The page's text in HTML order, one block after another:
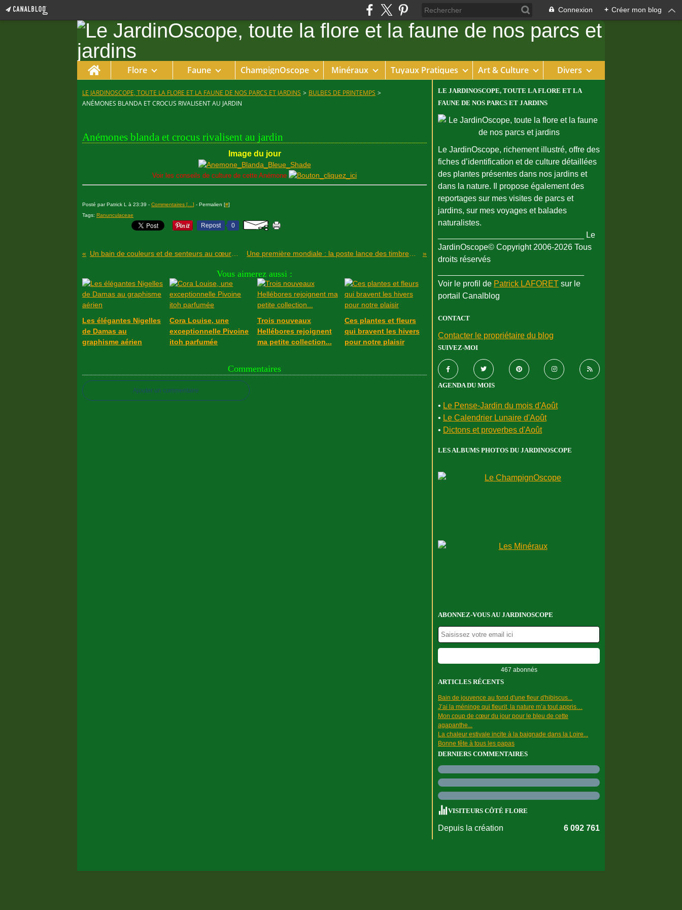
Connexion + Créer mon blog
Home Flore Faune ChampignOscope Minéraux Tuyaux Pratiques Art & Culture Divers
LE JARDINOSCOPE, TOUTE LA FLORE ET LA FAUNE DE NOS PARCS ET JARDINS > BULBES DE PRINTEMPS >
ANÉMONES BLANDA ET CROCUS RIVALISENT AU JARDIN
Anémones blanda et crocus rivalisent au jardin
Image du jour
Voir les conseils de culture de cette Anémone
Posté par Patrick L à 23:39 - Commentaires [ ] - Permalien [#]
Tags: Ranunculaceae
Repost 0
Vous aimerez aussi :
Les élégantes Nigelles
de Damas au
graphisme aérien
Cora Louise, une
exceptionnelle Pivoine
itoh parfumée
Trois nouveaux
Hellébores rejoignent
ma petite collection...
Ces plantes et fleurs
qui bravent les hivers
pour notre plaisir
Commentaires
Ajouter un commentaire
LE JARDINOSCOPE, TOUTE LA FLORE ET LA
FAUNE DE NOS PARCS ET JARDINS
Le JardinOscope, richement illustré, offre des
fiches d’identification et de culture détaillées
des plantes présentes dans nos jardins et
dans la nature. Il propose également des
reportages sur mes visites de parcs et
jardins, sur mes voyages et balades
naturalistes.
________________________________ Le
JardinOscope© Copyright 2006-2026 Tous
droits réservés
Voir le profil de Patrick LAFORET sur le
portail Canalblog
CONTACT
Contacter le propriétaire du blog
SUIVEZ-MOI
AGENDA DU MOIS
• Le Pense-Jardin du mois d'Août
• Le Calendrier Lunaire d'Août
• Dictons et proverbes d'Août
LES ALBUMS PHOTOS DU JARDINOSCOPE
ABONNEZ-VOUS AU JARDINOSCOPE
467 abonnés
ARTICLES RÉCENTS
Bain de jouvence au fond d'une fleur d'hibiscus...
J’ai la méninge qui fleurit, la nature m’a tout appris…
Mon coup de cœur du jour pour le bleu de cette
agapanthe...
La chaleur estivale incite à la baignade dans la Loire...
Bonne fête à tous les papas
DERNIERS COMMENTAIRES
VISITEURS CÔTÉ FLORE
Depuis la création 6 092 761